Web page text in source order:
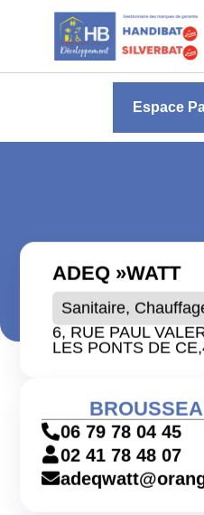
Panneau de gestion des cookies
Espace
ADEQ »WATT
Sanitaire,
6, RUE PAUL
LES PONTS DE CE,
06 79 78 04 45
02 41 78 48 07